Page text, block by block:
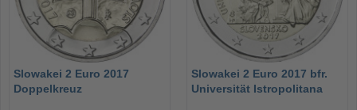
Slowakei 2 Euro 2017
Doppelkreuz
Slowakei 2 Euro 2017 bfr.
Universität Istropolitana